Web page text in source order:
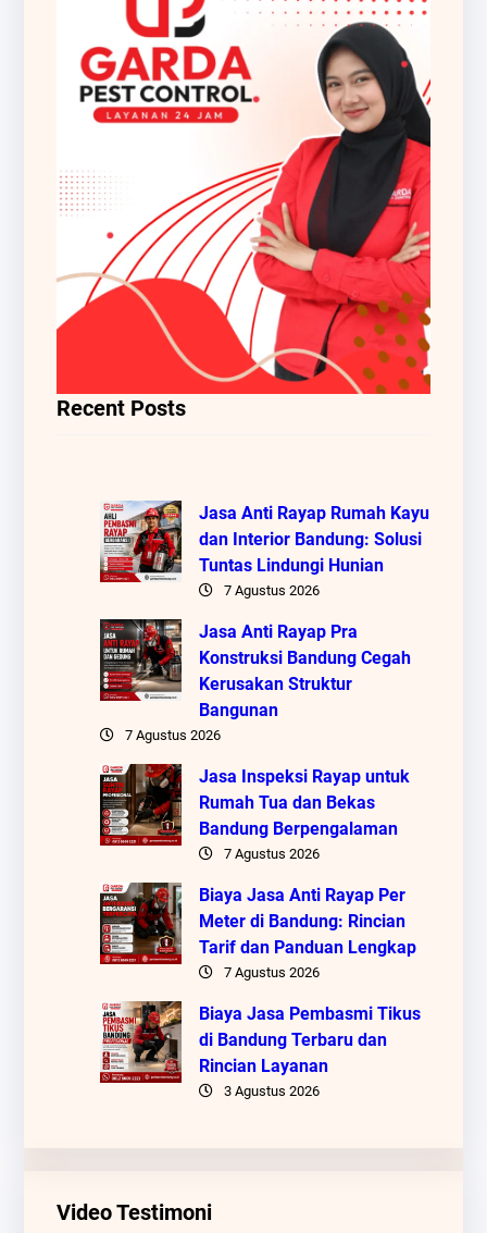
Recent Posts
Jasa Anti Rayap Rumah Kayu
dan Interior Bandung: Solusi
Tuntas Lindungi Hunian
7 Agustus 2026
Jasa Anti Rayap Pra
Konstruksi Bandung Cegah
Kerusakan Struktur
Bangunan
7 Agustus 2026
Jasa Inspeksi Rayap untuk
Rumah Tua dan Bekas
Bandung Berpengalaman
7 Agustus 2026
Biaya Jasa Anti Rayap Per
Meter di Bandung: Rincian
Tarif dan Panduan Lengkap
7 Agustus 2026
Biaya Jasa Pembasmi Tikus
di Bandung Terbaru dan
Rincian Layanan
3 Agustus 2026
Video Testimoni